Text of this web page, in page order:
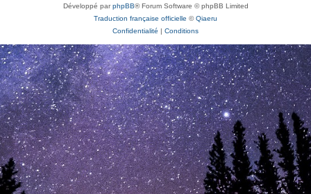
Développé parphpBB® Forum Software © phpBB Limited
Traduction française officielle ©Qiaeru
Confidentialité | Conditions